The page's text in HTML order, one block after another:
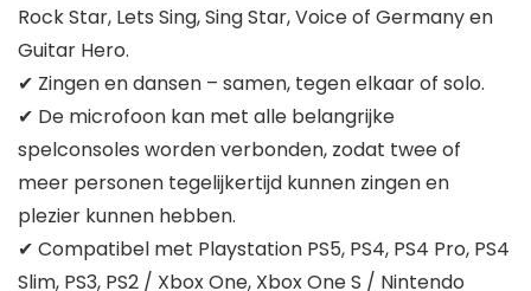
Rock Star, Lets Sing, Sing Star, Voice of Germany en
Guitar Hero.
✔ Zingen en dansen – samen, tegen elkaar of solo.
✔ De microfoon kan met alle belangrijke
spelconsoles worden verbonden, zodat twee of
meer personen tegelijkertijd kunnen zingen en
plezier kunnen hebben.
✔ Compatibel met Playstation PS5, PS4, PS4 Pro, PS4
Slim, PS3, PS2 / Xbox One, Xbox One S / Nintendo